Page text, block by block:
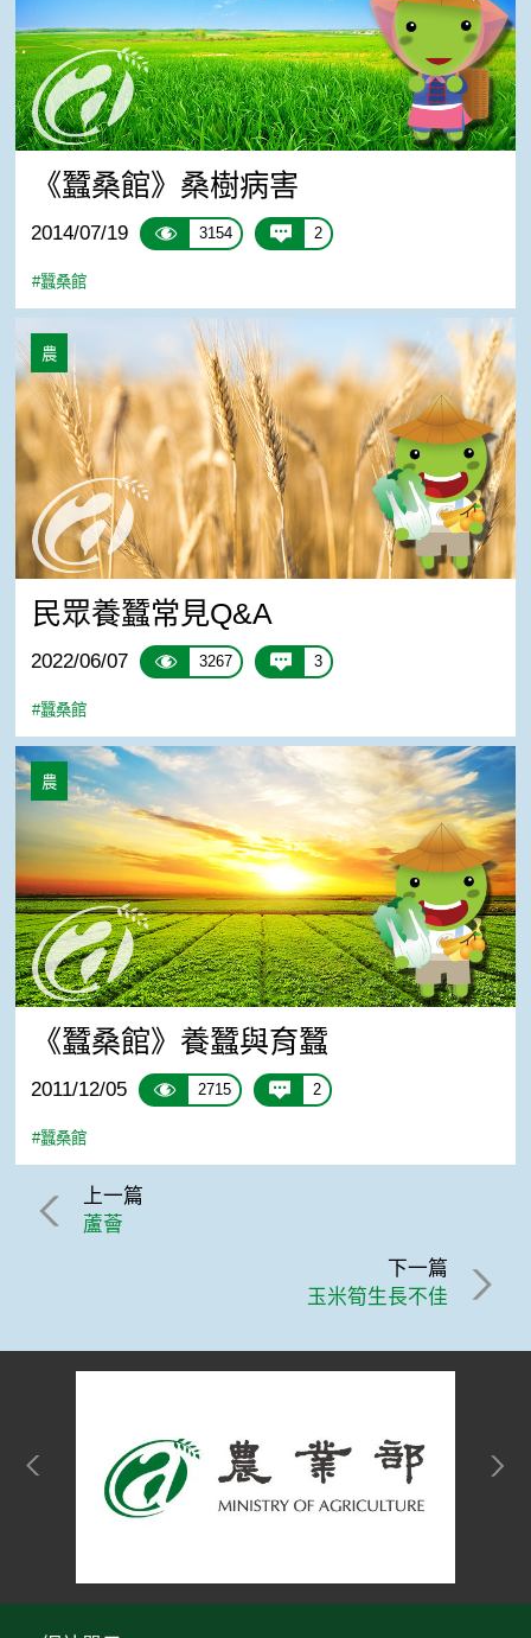
《蠶桑館》桑樹病害
2014/07/19 3154 2
#蠶桑館
民眾養蠶常見Q&A
農
民眾養蠶常見Q&A
2022/06/07 3267 3
#蠶桑館
《蠶桑館》養蠶與育蠶
農
《蠶桑館》養蠶與育蠶
2011/12/05 2715 2
#蠶桑館
上一篇
蘆薈
下一篇
玉米筍生長不佳